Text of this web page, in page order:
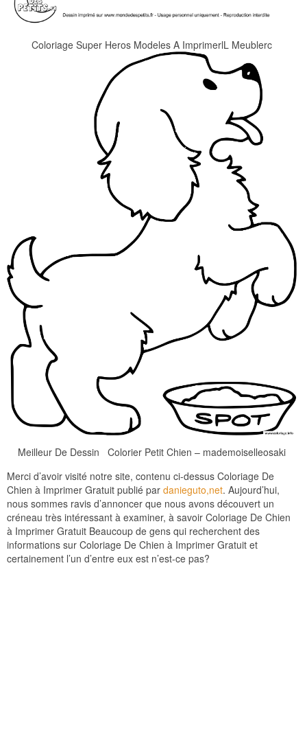
Coloriage Super Heros Modeles A ImprimerlL Meublerc
Meilleur De Dessin Colorier Petit Chien – mademoiselleosaki
Merci d’avoir visité notre site, contenu ci-dessus Coloriage De
Chien à Imprimer Gratuit publié par danieguto,net. Aujourd’hui,
nous sommes ravis d’annoncer que nous avons découvert un
créneau très intéressant à examiner, à savoir Coloriage De Chien
à Imprimer Gratuit Beaucoup de gens qui recherchent des
informations sur Coloriage De Chien à Imprimer Gratuit et
certainement l’un d’entre eux est n’est-ce pas?